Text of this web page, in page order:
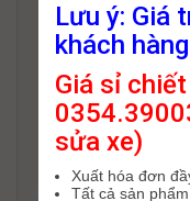
Lưu ý: Giá
khách hàng
Giá sỉ
sửa xe)
Xuất hóa đơn
Tất cả sản